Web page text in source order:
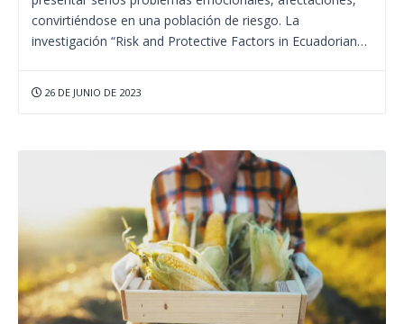
convirtiéndose en una población de riesgo. La
investigación “Risk and Protective Factors in Ecuadorian…
26 DE JUNIO DE 2023